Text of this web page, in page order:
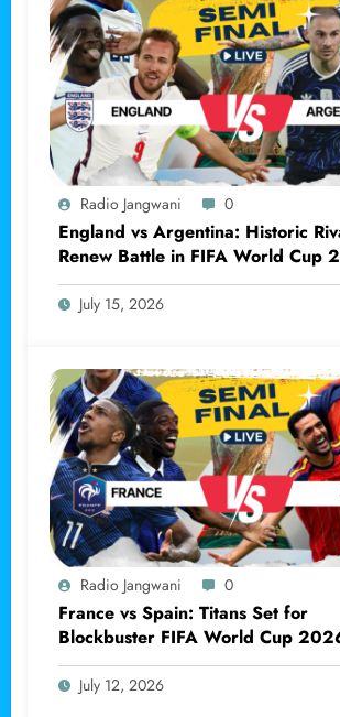
Radio Jangwani 0
England vs Argentina: Historic
Renew Battle in FIFA World Cup
Semi-final
July 15, 2026
Radio Jangwani 0
France vs Spain: Titans Set for
Blockbuster FIFA World Cup
final Clash
July 12, 2026